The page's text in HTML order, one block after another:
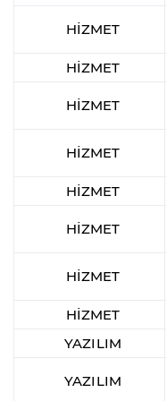
HİZMET
HİZMET
HİZMET
HİZMET
HİZMET
HİZMET
HİZMET
HİZMET
YAZILIM
YAZILIM